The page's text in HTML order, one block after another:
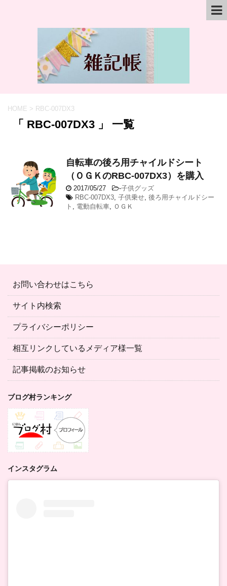
HOME > RBC-007DX3
「 RBC-007DX3 」 一覧
自転車の後ろ用チャイルドシート
（ＯＧＫのRBC-007DX3）を購入
2017/05/27 -子供グッズ
RBC-007DX3, 子供乗せ, 後ろ用チャイルドシー
ト , 電動自転車, ＯＧＫ
お問い合わせはこちら
サイト内検索
プライバシーポリシー
相互リンクしているメディア様一覧
記事掲載のお知らせ
ブログ村ランキング
インスタグラム